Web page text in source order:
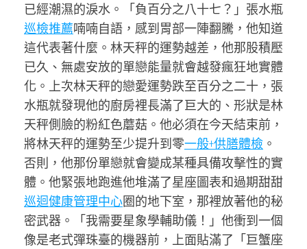
已經潮濕的淚水。「負百分之八十七？」張水瓶
巡檢推薦喃喃自語，感到胃部一陣翻騰，他知道
這代表著什麼。林天秤的運勢越差，他那股積壓
已久、無處安放的單戀能量就會越發瘋狂地實體
化。上次林天秤的戀愛運勢跌至百分之二十，張
水瓶就發現他的廚房裡長滿了巨大的、形狀是林
天秤側臉的粉紅色蘑菇。他必須在今天結束前，
將林天秤的運勢至少提升到零一般+供膳體檢 。
否則，他那份單戀就會變成某種具備攻擊性的實
體。他緊張地跑進他堆滿了星座圖表和過期甜甜
巡迴健康管理中心圈的地下室，那裡放著他的秘
密武器。「我需要星象學輔助儀！」他衝到一個
像是老式彈珠臺的機器前，上面貼滿了「巨蟹座